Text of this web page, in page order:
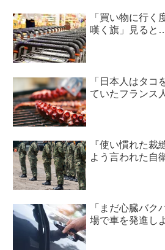
「買い物に行く
嘆く旗」見ると
「日本人はタコ
ていたフランス
『使い慣れた裁
よう言われた自
「まだ心臓バク
場で車を発進し